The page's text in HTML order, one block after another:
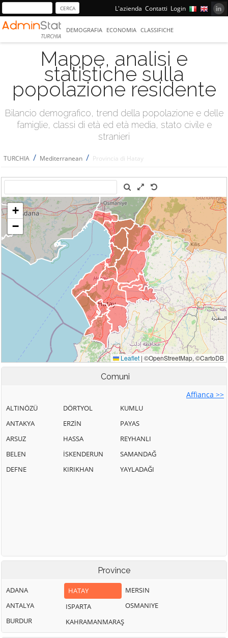
L'azienda Contatti Login
TURCHIA
DEMOGRAFIA ECONOMIA CLASSIFICHE
Mappe, analisi e
statistiche sulla
popolazione residente
Bilancio demografico, trend della popolazione e delle
famiglie, classi di età ed età media, stato civile e
stranieri
TURCHIA / Mediterranean / Provincia di Hatay
Comuni
Affianca >>
ALTINÖZÜ
ANTAKYA
ARSUZ
BELEN
DEFNE
DÖRTYOL
ERZİN
HASSA
İSKENDERUN
KIRIKHAN
KUMLU
PAYAS
REYHANLI
SAMANDAĞ
YAYLADAĞI
Province
ADANA
ANTALYA
BURDUR
HATAY
ISPARTA
KAHRAMANMARAŞ
MERSIN
OSMANIYE